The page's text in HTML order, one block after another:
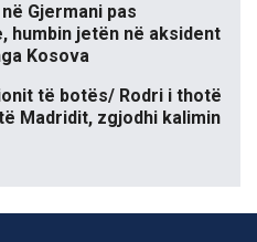
Gjermani pas
humbin jetën në aksident
Kosova
të botës/ Rodri i thotë
Madridit, zgjodhi kalimin